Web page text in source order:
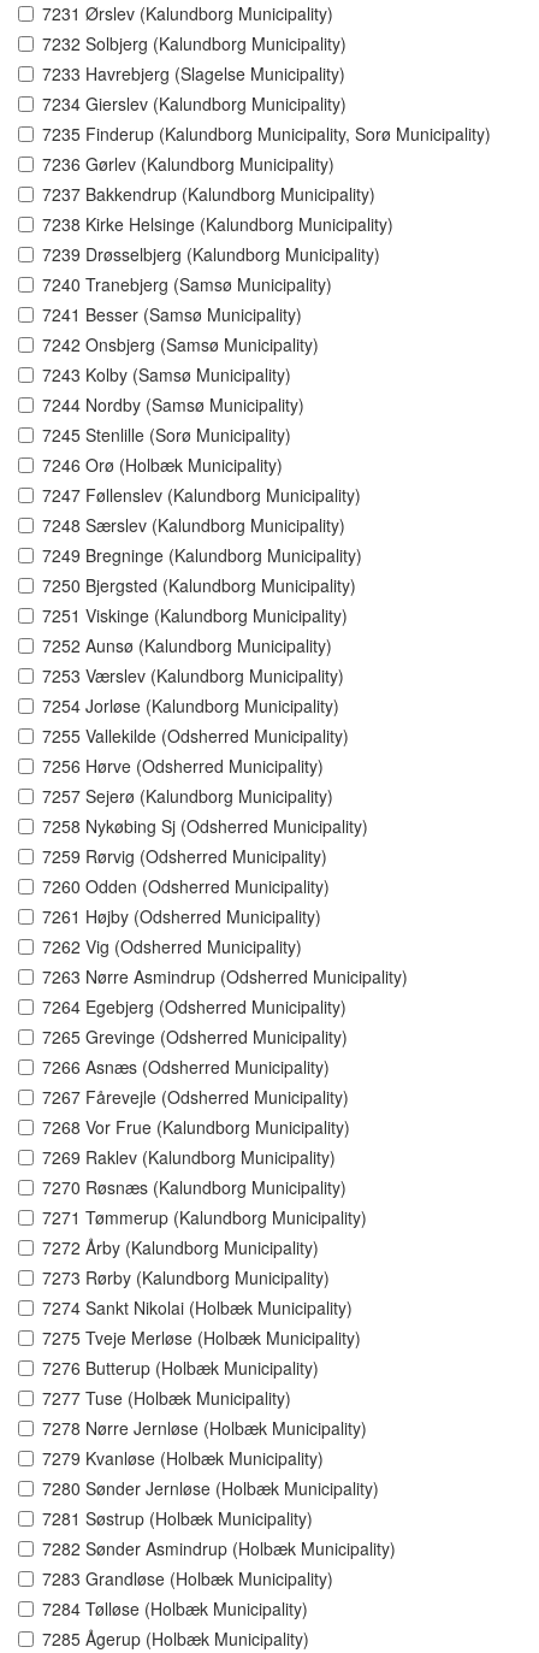
7231 Ørslev (Kalundborg Municipality)
7232 Solbjerg (Kalundborg Municipality)
7233 Havrebjerg (Slagelse Municipality)
7234 Gierslev (Kalundborg Municipality)
7235 Finderup (Kalundborg Municipality, Sorø Municipality)
7236 Gørlev (Kalundborg Municipality)
7237 Bakkendrup (Kalundborg Municipality)
7238 Kirke Helsinge (Kalundborg Municipality)
7239 Drøsselbjerg (Kalundborg Municipality)
7240 Tranebjerg (Samsø Municipality)
7241 Besser (Samsø Municipality)
7242 Onsbjerg (Samsø Municipality)
7243 Kolby (Samsø Municipality)
7244 Nordby (Samsø Municipality)
7245 Stenlille (Sorø Municipality)
7246 Orø (Holbæk Municipality)
7247 Føllenslev (Kalundborg Municipality)
7248 Særslev (Kalundborg Municipality)
7249 Bregninge (Kalundborg Municipality)
7250 Bjergsted (Kalundborg Municipality)
7251 Viskinge (Kalundborg Municipality)
7252 Aunsø (Kalundborg Municipality)
7253 Værslev (Kalundborg Municipality)
7254 Jorløse (Kalundborg Municipality)
7255 Vallekilde (Odsherred Municipality)
7256 Hørve (Odsherred Municipality)
7257 Sejerø (Kalundborg Municipality)
7258 Nykøbing Sj (Odsherred Municipality)
7259 Rørvig (Odsherred Municipality)
7260 Odden (Odsherred Municipality)
7261 Højby (Odsherred Municipality)
7262 Vig (Odsherred Municipality)
7263 Nørre Asmindrup (Odsherred Municipality)
7264 Egebjerg (Odsherred Municipality)
7265 Grevinge (Odsherred Municipality)
7266 Asnæs (Odsherred Municipality)
7267 Fårevejle (Odsherred Municipality)
7268 Vor Frue (Kalundborg Municipality)
7269 Raklev (Kalundborg Municipality)
7270 Røsnæs (Kalundborg Municipality)
7271 Tømmerup (Kalundborg Municipality)
7272 Årby (Kalundborg Municipality)
7273 Rørby (Kalundborg Municipality)
7274 Sankt Nikolai (Holbæk Municipality)
7275 Tveje Merløse (Holbæk Municipality)
7276 Butterup (Holbæk Municipality)
7277 Tuse (Holbæk Municipality)
7278 Nørre Jernløse (Holbæk Municipality)
7279 Kvanløse (Holbæk Municipality)
7280 Sønder Jernløse (Holbæk Municipality)
7281 Søstrup (Holbæk Municipality)
7282 Sønder Asmindrup (Holbæk Municipality)
7283 Grandløse (Holbæk Municipality)
7284 Tølløse (Holbæk Municipality)
7285 Ågerup (Holbæk Municipality)